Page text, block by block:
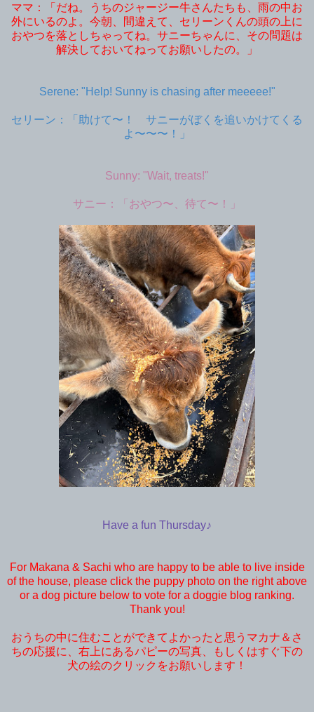
ママ：「だね。うちのジャージー牛さんたちも、雨の中お
外にいるのよ。今朝、間違えて、セリーンくんの頭の上に
おやつを落としちゃってね。サニーちゃんに、その問題は
解決しておいてねってお願いしたの。」
Serene: "Help! Sunny is chasing after meeeee!"
セリーン：「助けて〜！ サニーがぼくを追いかけてくる
よ〜〜〜！」
Sunny: "Wait, treats!"
サニー：「おやつ〜、待て〜！」
Have a fun Thursday♪
For Makana & Sachi who are happy to be able to live inside
of the house, please click the puppy photo on the right above
or a dog picture below to vote for a doggie blog ranking.
Thank you!
おうちの中に住むことができてよかったと思うマカナ＆さ
ちの応援に、右上にあるパピーの写真、もしくはすぐ下の
犬の絵のクリックをお願いします！